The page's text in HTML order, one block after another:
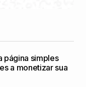
página simples
a monetizar sua